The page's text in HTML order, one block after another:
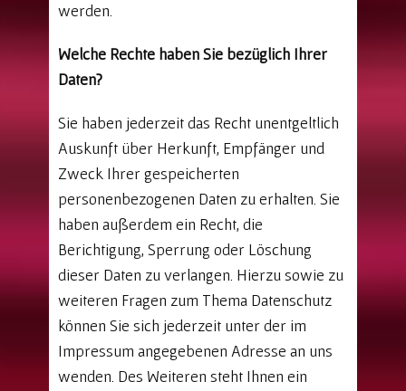
werden.
Welche Rechte haben Sie bezüglich Ihrer
Daten?
Sie haben jederzeit das Recht unentgeltlich
Auskunft über Herkunft, Empfänger und
Zweck Ihrer gespeicherten
personenbezogenen Daten zu erhalten. Sie
haben außerdem ein Recht, die
Berichtigung, Sperrung oder Löschung
dieser Daten zu verlangen. Hierzu sowie zu
weiteren Fragen zum Thema Datenschutz
können Sie sich jederzeit unter der im
Impressum angegebenen Adresse an uns
wenden. Des Weiteren steht Ihnen ein